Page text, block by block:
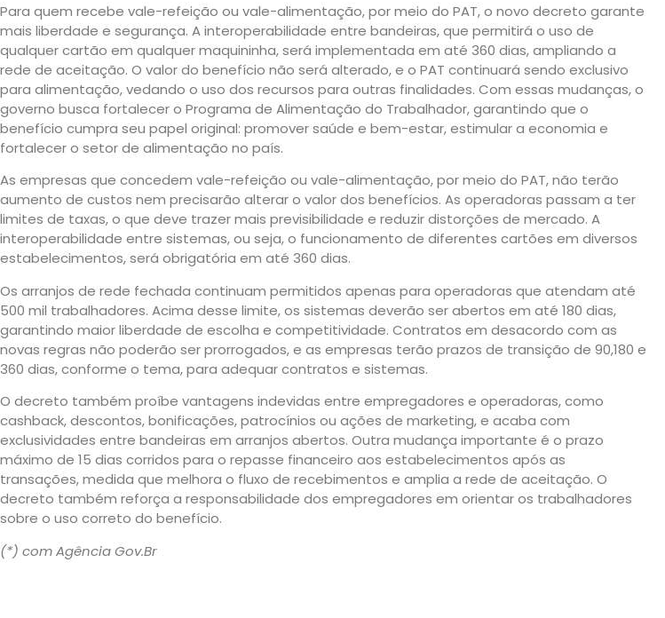
Para quem recebe vale-refeição ou vale-alimentação, por meio do PAT, o novo decreto garante
mais liberdade e segurança. A interoperabilidade entre bandeiras, que permitirá o uso de
qualquer cartão em qualquer maquininha, será implementada em até 360 dias, ampliando a
rede de aceitação. O valor do benefício não será alterado, e o PAT continuará sendo exclusivo
para alimentação, vedando o uso dos recursos para outras finalidades. Com essas mudanças, o
governo busca fortalecer o Programa de Alimentação do Trabalhador, garantindo que o
benefício cumpra seu papel original: promover saúde e bem-estar, estimular a economia e
fortalecer o setor de alimentação no país.
As empresas que concedem vale-refeição ou vale-alimentação, por meio do PAT, não terão
aumento de custos nem precisarão alterar o valor dos benefícios. As operadoras passam a ter
limites de taxas, o que deve trazer mais previsibilidade e reduzir distorções de mercado. A
interoperabilidade entre sistemas, ou seja, o funcionamento de diferentes cartões em diversos
estabelecimentos, será obrigatória em até 360 dias.
Os arranjos de rede fechada continuam permitidos apenas para operadoras que atendam até
500 mil trabalhadores. Acima desse limite, os sistemas deverão ser abertos em até 180 dias,
garantindo maior liberdade de escolha e competitividade. Contratos em desacordo com as
novas regras não poderão ser prorrogados, e as empresas terão prazos de transição de 90,180 e
360 dias, conforme o tema, para adequar contratos e sistemas.
O decreto também proíbe vantagens indevidas entre empregadores e operadoras, como
cashback, descontos, bonificações, patrocínios ou ações de marketing, e acaba com
exclusividades entre bandeiras em arranjos abertos. Outra mudança importante é o prazo
máximo de 15 dias corridos para o repasse financeiro aos estabelecimentos após as
transações, medida que melhora o fluxo de recebimentos e amplia a rede de aceitação. O
decreto também reforça a responsabilidade dos empregadores em orientar os trabalhadores
sobre o uso correto do benefício.
(*) com Agência Gov.Br